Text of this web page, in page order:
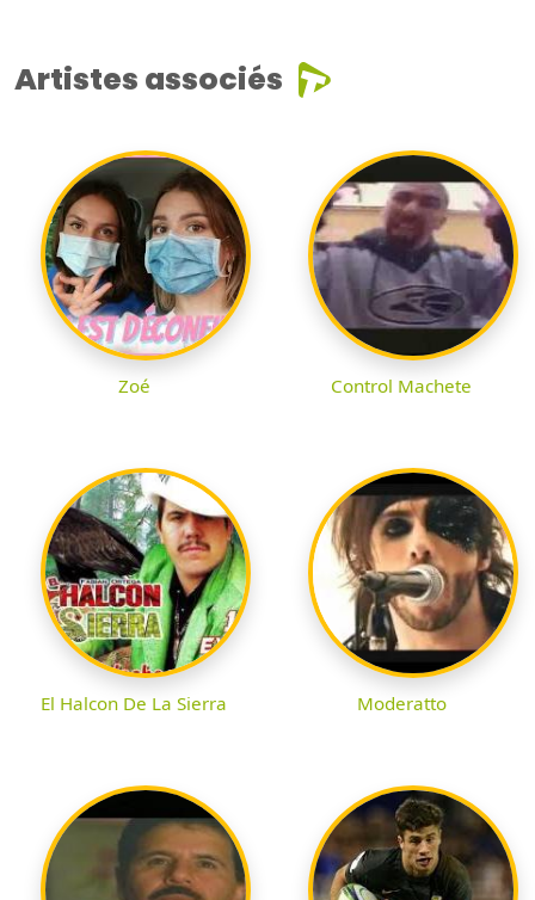
Artistes associés
Zoé Control Machete
El Halcon De La Sierra Moderatto